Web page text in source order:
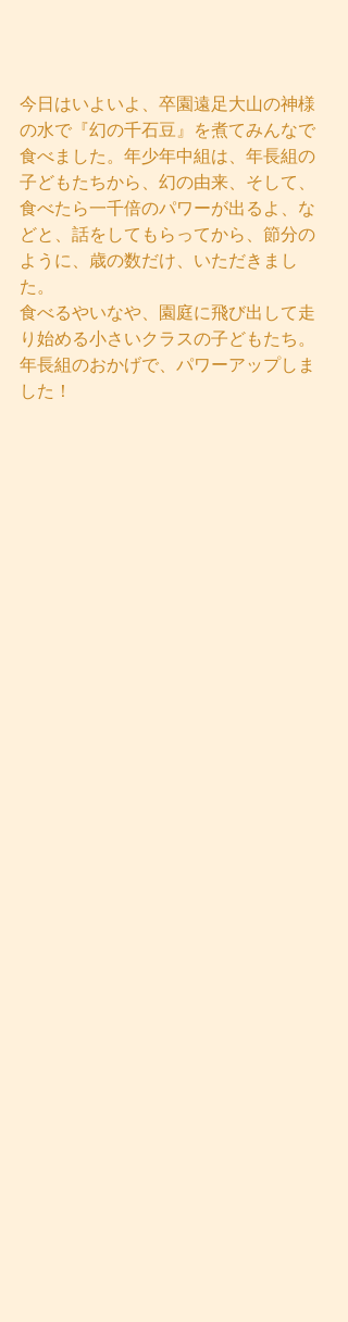
今日はいよいよ、卒園遠足大山の神様
の水で『幻の千石豆』を煮てみんなで
食べました。年少年中組は、年長組の
子どもたちから、幻の由来、そして、
食べたら一千倍のパワーが出るよ、な
どと、話をしてもらってから、節分の
ように、歳の数だけ、いただきまし
た。
食べるやいなや、園庭に飛び出して走
り始める小さいクラスの子どもたち。
年長組のおかげで、パワーアップしま
した！